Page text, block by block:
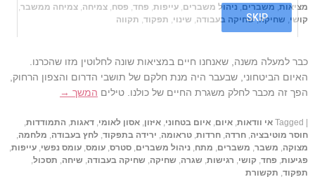
מציאות משברים ניהול משברים עייפות פחד פסח צמיחה צמיחה ממשבר
קושי שחיקה,שחיקה בעבודה שינוי תפקוד תקווה
כבר למעלה משנה, שאנחנו חיים במציאות שונה לחלוטין מזו שהכרנו.
האיום הביטחוני, שבעבר היה מנת חלקם של תושבי הדרום והצפון הרחוק,
הפך זה מכבר לחלק משגרת החיים של כולנו. טילים המשך →
|
Tagged אי וודאות איום איום בטחוני איזון אסון לאומי דאגות התמודדות
חוסר מוטיבציה חרדה חרדות טראומה ירידה בתפקוד לחץ בעבודה מלחמה
מצוקה משבר משברים מתח ניהול משברים סטרס עומס עומס נפשי עייפות
פגיעות פחד קושי רגישות שגרה שחיקה שחיקה בעבודה שיחה תסכול
תפקוד תקשורת